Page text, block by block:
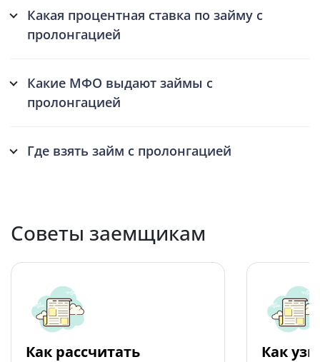
Какая процентная ставка по займу с
пролонгацией
Какие МФО выдают займы с
пролонгацией
Где взять займ с пролонгацией
Советы заемщикам
Как рассчитать
Как